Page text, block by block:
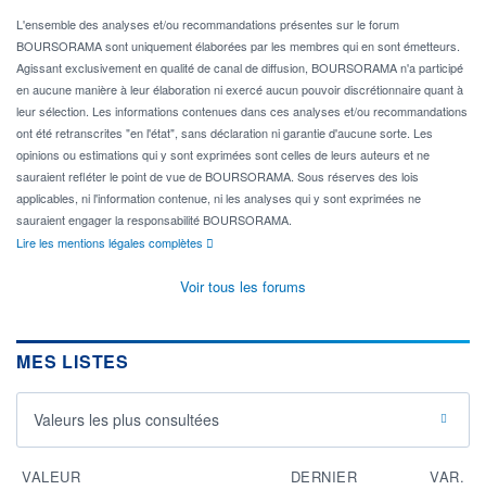
L'ensemble des analyses et/ou recommandations présentes sur le forum
BOURSORAMA sont uniquement élaborées par les membres qui en sont émetteurs.
Agissant exclusivement en qualité de canal de diffusion, BOURSORAMA n'a participé
en aucune manière à leur élaboration ni exercé aucun pouvoir discrétionnaire quant à
leur sélection. Les informations contenues dans ces analyses et/ou recommandations
ont été retranscrites "en l'état", sans déclaration ni garantie d'aucune sorte. Les
opinions ou estimations qui y sont exprimées sont celles de leurs auteurs et ne
sauraient refléter le point de vue de BOURSORAMA. Sous réserves des lois
applicables, ni l'information contenue, ni les analyses qui y sont exprimées ne
sauraient engager la responsabilité BOURSORAMA.
Lire les mentions légales complètes
Voir tous les forums
MES LISTES
Valeurs les plus consultées
VALEUR DERNIER VAR.